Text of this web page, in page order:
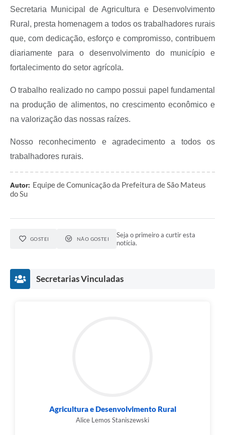
Telefones Prefeitura Municipal
Feriados Municipais
Imprensa
Telefones Postos de Saúde
Recebimento de Recursos
Serviço de Informação ao Cidadão
Termos de Fomento
Galeria de Fotos
Audiências Públicas
Arquivos para Download
Carta de Serviços
Projetos
Briefing de Ações, Divulgações e Eventos
Secretaria Municipal de Agricultura e Desenvolvimento
Rural, presta homenagem a todos os trabalhadores rurais
que, com dedicação, esforço e compromisso, contribuem
diariamente para o desenvolvimento do município e
fortalecimento do setor agrícola.
O trabalho realizado no campo possui papel fundamental
na produção de alimentos, no crescimento econômico e
na valorização das nossas raízes.
Nosso reconhecimento e agradecimento a todos os
trabalhadores rurais.
Autor: Equipe de Comunicação da Prefeitura de São Mateus
do Su
GOSTEI NÃO GOSTEI
Seja o primeiro a curtir esta
notícia.
Secretarias Vinculadas
Agricultura e Desenvolvimento Rural
Alice Lemos Staniszewski